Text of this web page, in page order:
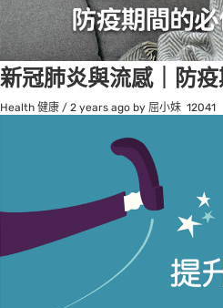
新冠肺炎與流感｜防
Health 健康 / 2 years ago by 屈小妹 12041